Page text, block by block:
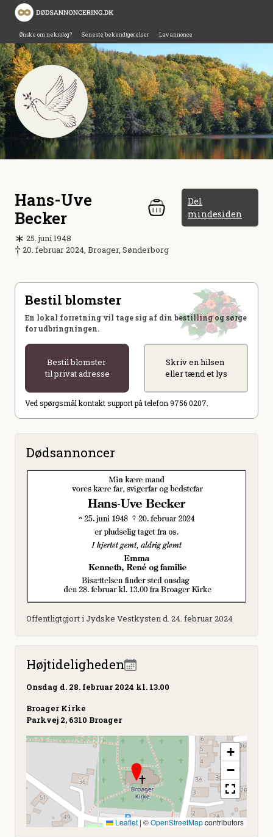
Ønske om nekrolog? Seneste bekendtgørelser Lav annonce
Hans-Uve
Becker
Del
mindesiden
25. juni 1948
20. februar 2024, Broager, Sønderborg
Bestil blomster
En lokal forretning vil tage sig af din bestilling og sørge
for udbringningen.
Bestil blomster
til privat adresse
Skriv en hilsen
eller tænd et lys
Ved spørgsmål kontakt support på telefon 9756 0207.
Dødsannoncer
Offentligtgjort i Jydske Vestkysten d. 24. februar 2024
Højtideligheden
Onsdag d. 28. februar 2024 kl. 13.00
Broager Kirke
Parkvej 2, 6310 Broager
+
−
Leaflet | ©OpenStreetMapcontributors